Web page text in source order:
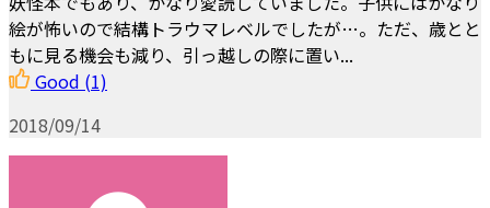
絵が怖いので結構トラウマレベルでしたが…。ただ、歳とと
もに見る機会も減り、引っ越しの際に置い...
Good (1)
2018/09/14